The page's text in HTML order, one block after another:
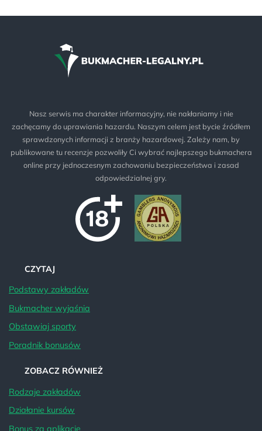
Nasz serwis ma charakter informacyjny, nie nakłaniamy i nie
zachęcamy do uprawiania hazardu. Naszym celem jest bycie źródłem
sprawdzonych informacji z branży hazardowej. Zależy nam, by
publikowane tu recenzje pozwoliły Ci wybrać najlepszego bukmachera
online przy jednoczesnym zachowaniu bezpieczeństwa i zasad
odpowiedzialnej gry.
CZYTAJ
Podstawy zakładów
Bukmacher wyjaśnia
Obstawiaj sporty
Poradnik bonusów
ZOBACZ RÓWNIEŻ
Rodzaje zakładów
Działanie kursów
Bonus za aplikację